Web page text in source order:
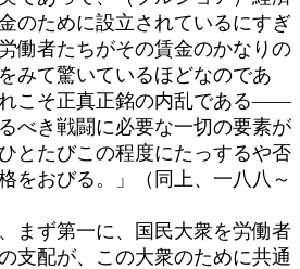
のために設立されているにすぎ
働者たちがその賃金のかなりの
みて驚いているほどなのであ
こそ正真正銘の内乱である――
べき戦闘に必要な一切の要素が
とたびこの程度にたっするや否
をおびる。」（同上、一八八～
まず第一に、国民大衆を労働者
支配が、この大衆のために共通